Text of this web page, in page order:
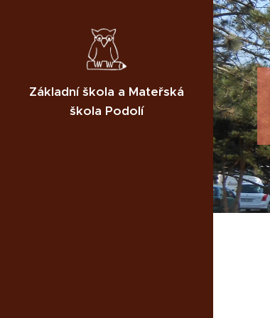
Základní škola a Mateřská
škola Podolí